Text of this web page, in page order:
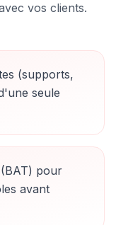
vos clients.
(supports,
seule
pour
avant